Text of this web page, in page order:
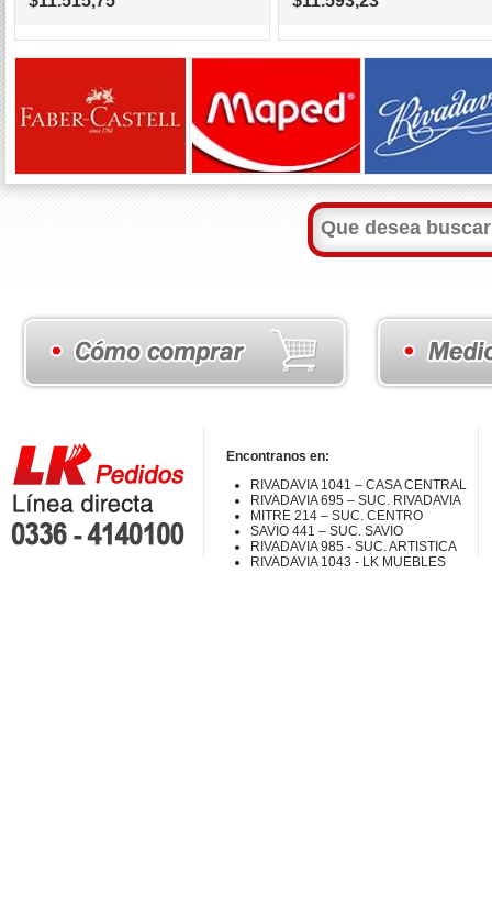
Encontranos en:
RIVADAVIA 1041 – CASA CENTRAL
RIVADAVIA 695 – SUC. RIVADAVIA
MITRE 214 – SUC. CENTRO
SAVIO 441 – SUC. SAVIO
RIVADAVIA 985 - SUC. ARTISTICA
RIVADAVIA 1043 - LK MUEBLES